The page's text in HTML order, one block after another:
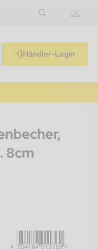
DE
Händler-Login
8cm
4054184015769